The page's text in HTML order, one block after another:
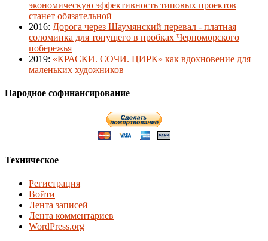
экономическую эффективность типовых проектов
станет обязательной
2016: Дорога через Шаумянский перевал - платная
соломинка для тонущего в пробках Черноморского
побережья
2019: «КРАСКИ. СОЧИ. ЦИРК» как вдохновение для
маленьких художников
Народное софинансирование
Техническое
Регистрация
Войти
Лента записей
Лента комментариев
WordPress.org